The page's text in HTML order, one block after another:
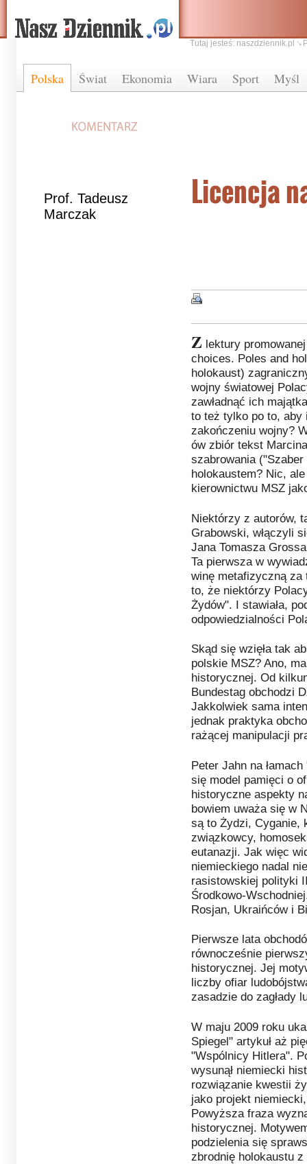
Polska Świat Ekonomia Wiara Sport Myśl
Tutaj jesteś: naszdziennik.pl
Prof. Tadeusz
Marczak
Licencja
Z lektury
choices. Poles and
holokaust)
wojny światowej
zawładnąć ich
to też tylko po to, aby
zakończeniu wojny?
ów zbiór tekst
szabrowania
holokaustem? Nic,
kierownictwu MSZ
Niektórzy z autorów,
Grabowski, włączyli
Jana Tomasza
Ta pierwsza w
winę metafizyczną za
to, że niektórzy
Żydów". I stawiała,
odpowiedzialności
Skąd się wzięła tak
polskie MSZ? Ano,
historycznej. Od
Bundestag obchodzi
Jakkolwiek sama
jednak praktyka
rażącej manipulacji
Peter Jahn na
się model pamięci o
historyczne aspekty
bowiem uważa się w
są to Żydzi, Cyganie,
związkowcy,
eutanazji. Jak więc
niemieckiego nadal
rasistowskiej polityki
Środkowo-
Rosjan, Ukraińców i
Pierwsze lata
równocześnie
historycznej. Jej
liczby ofiar
zasadzie do zagłady
W maju 2009 roku
Spiegel" artykuł aż
"Wspólnicy Hitlera".
wysunął niemiecki
rozwiązanie kwestii
jako projekt
Powyższa fraza
historycznej.
podzielenia się
zbrodnię holokaustu z